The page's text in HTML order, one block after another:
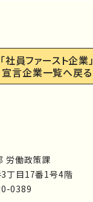
「社員ファースト企業」
宣言企業一覧へ戻る
労働政策課
丁目17番1号4階
0389